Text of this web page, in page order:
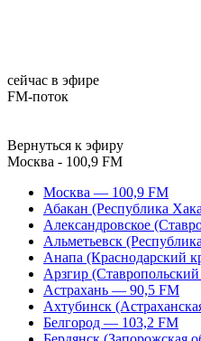
сейчас в эфире
FM-поток
Вернуться к эфиру
Москва - 100,9 FM
Москва — 100,9 FM
Абакан (Республика
Александровское
Альметьевск
Анапа (Краснодарский
Арзгир
Астрахань — 90,5 FM
Ахтубинск
Белгород — 103,2 FM